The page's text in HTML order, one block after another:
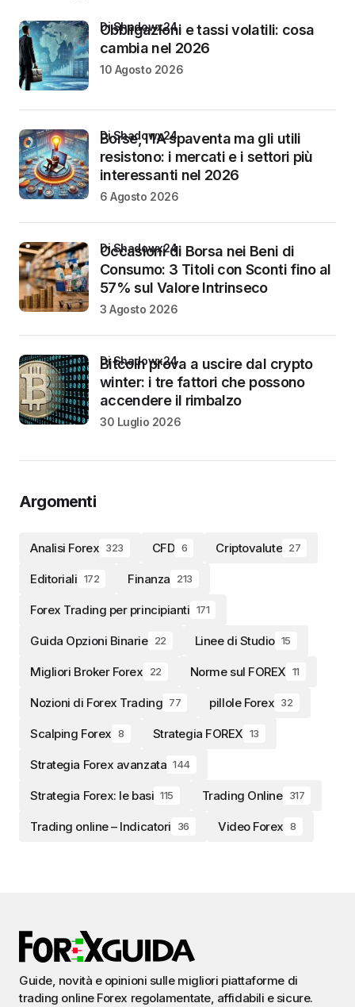
Obbligazioni e tassi volatili: cosa
cambia nel 2026
di Shadowx24
10 Agosto 2026
Borse, l’IA spaventa ma gli utili
resistono: i mercati e i settori più
interessanti nel 2026
di Shadowx24
6 Agosto 2026
Occasioni di Borsa nei Beni di
Consumo: 3 Titoli con Sconti fino al
57% sul Valore Intrinseco
di Shadowx24
3 Agosto 2026
Bitcoin prova a uscire dal crypto
winter: i tre fattori che possono
accendere il rimbalzo
di Shadowx24
30 Luglio 2026
Argomenti
Analisi Forex 323 CFD 6 Criptovalute 27
Editoriali 172 Finanza 213
Forex Trading per principianti 171
Guida Opzioni Binarie 22 Linee di Studio 15
Migliori Broker Forex 22 Norme sul FOREX 11
Nozioni di Forex Trading 77 pillole Forex 32
Scalping Forex 8 Strategia FOREX 13
Strategia Forex avanzata 144
Strategia Forex: le basi 115 Trading Online 317
Trading online – Indicatori 36 Video Forex 8
Guide, novità e opinioni sulle migliori piattaforme di
trading online Forex regolamentate, affidabili e sicure.